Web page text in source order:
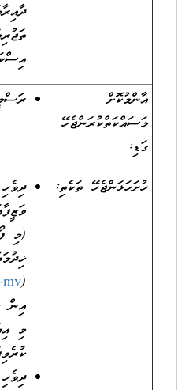
އާންމުކޮށް
މަސައްކަތްކުރަންޖެހޭ
ގަޑި:
ހުށަހަޅަންޖެހޭ ތަކެތި:
(މި
(
އިން
މި